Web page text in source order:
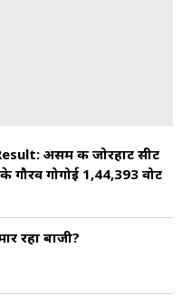
असम की जोरहाट सीट
के गौरव गोगोई 1,44,393 वोट
रहा बाजी?